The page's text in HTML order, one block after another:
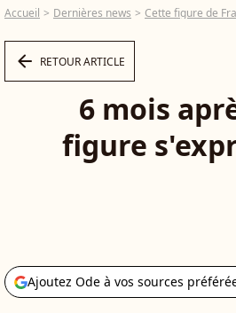
Accueil Dernières news Cette figure de
arrow_left RETOUR ARTICLE
6 mois
figure
Ajoutez Ode à vos sources